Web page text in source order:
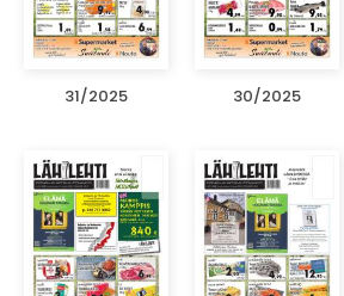
31/2025 30/2025